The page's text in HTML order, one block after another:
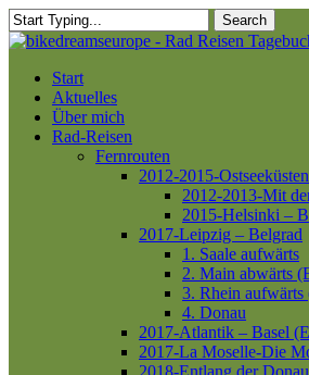
Skip
to
content
Search
Close
Menu
Start
Aktuelles
Über mich
Rad-Reisen
Fernrouten
2012-2015-
2012-2013-Mit
2015-Helsinki –
2017-Leipzig – Belgrad
1. Saale aufwärts
2. Main abwärts
3. Rhein
4. Donau
2017-Atlantik – Basel
2017-La Moselle-Die
2018-Entlang der